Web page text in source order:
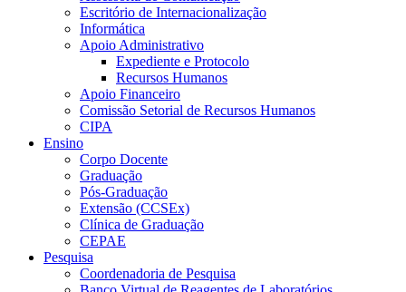
Escritório de Internacionalização
Informática
Apoio Administrativo
Expediente e Protocolo
Recursos Humanos
Apoio Financeiro
Comissão Setorial de Recursos Humanos
CIPA
Ensino
Corpo Docente
Graduação
Pós-Graduação
Extensão (CCSEx)
Clínica de Graduação
CEPAE
Pesquisa
Coordenadoria de Pesquisa